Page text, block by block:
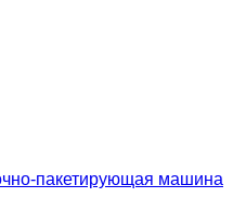
пакетирующая машина